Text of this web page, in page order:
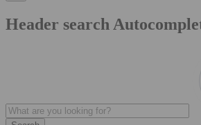
Header search